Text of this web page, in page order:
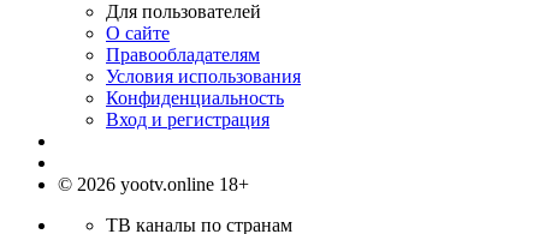
Для пользователей
О сайте
Правообладателям
Условия использования
Конфиденциальность
Вход и регистрация
© 2026 yootv.online 18+
ТВ каналы по странам